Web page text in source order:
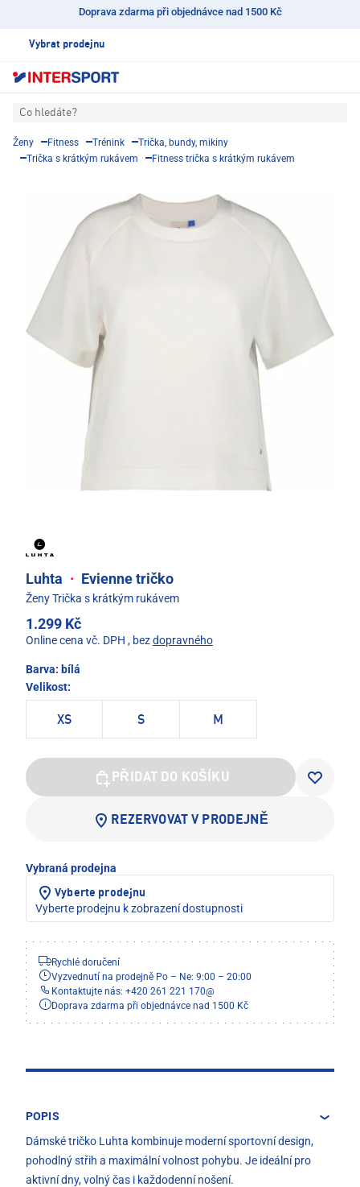
Doprava zdarma při objednávce nad 1500 Kč
Vybrat prodejnu
Co hledáte?
Ženy Fitness Trénink
Trička, bundy, mikiny
Trička s krátkým rukávem
Fitness trička s krátkým rukávem
Luhta · Evienne tričko
Ženy Trička s krátkým rukávem
1.299 Kč
Online cena vč. DPH , bezdopravného
Barva: bílá
Velikost:
XS S M
PŘIDAT DO KOŠÍKU
REZERVOVAT V PRODEJNĚ
Vybraná prodejna
Vyberte prodejnu
Vyberte prodejnu k zobrazení dostupnosti
Rychlé doručení
Vyzvednutí na prodejně Po – Ne: 9:00 – 20:00
Kontaktujte nás: +420 261 221 170@
Doprava zdarma při objednávce nad 1500 Kč
POPIS
Dámské tričko Luhta kombinuje moderní sportovní design,
pohodlný střih a maximální volnost pohybu. Je ideální pro
aktivní dny, volný čas i každodenní nošení.